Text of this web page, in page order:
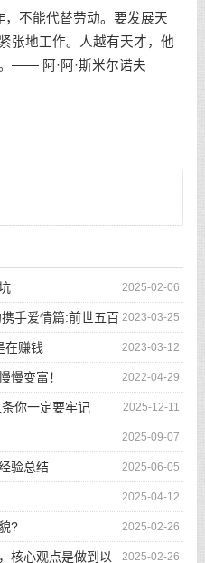
不能代替劳动。要发展天
张地工作。人越有天才，他
—— 阿·阿·斯米尔诺夫
2025-02-06
2023-03-25
手爱情篇:前世五百
2023-03-12
在赚钱
2022-04-29
慢变富！
2025-12-11
你一定要牢记
2025-09-07
2025-06-05
验总结
2025-04-12
2025-02-26
?
2025-02-26
核心观点是做到以